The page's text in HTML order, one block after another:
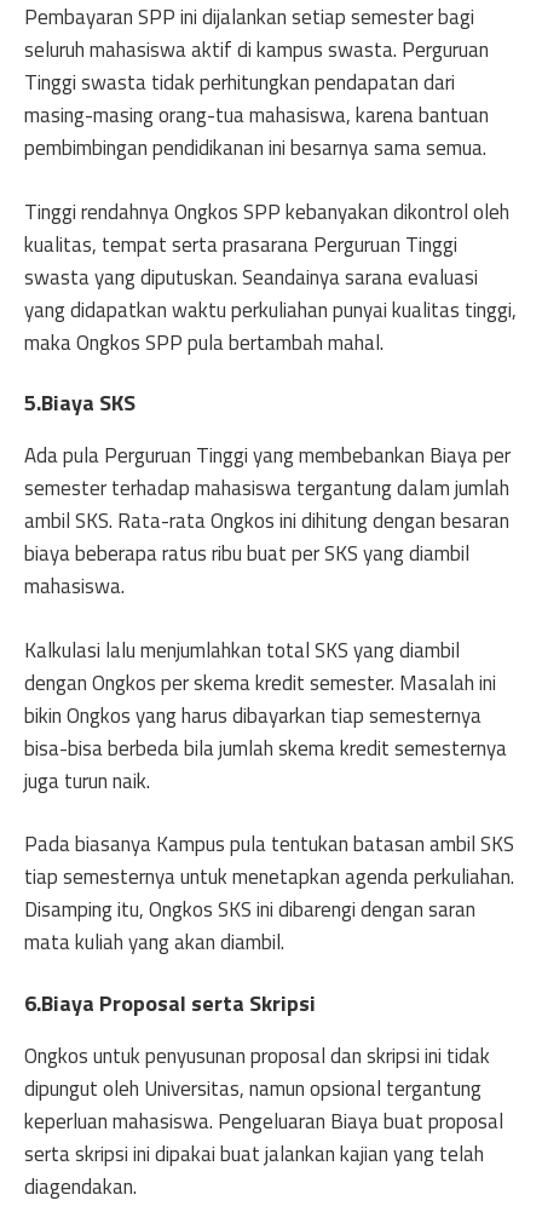
Pembayaran SPP ini dijalankan setiap semester bagi
seluruh mahasiswa aktif di kampus swasta. Perguruan
Tinggi swasta tidak perhitungkan pendapatan dari
masing-masing orang-tua mahasiswa, karena bantuan
pembimbingan pendidikanan ini besarnya sama semua.
Tinggi rendahnya Ongkos SPP kebanyakan dikontrol oleh
kualitas, tempat serta prasarana Perguruan Tinggi
swasta yang diputuskan. Seandainya sarana evaluasi
yang didapatkan waktu perkuliahan punyai kualitas tinggi,
maka Ongkos SPP pula bertambah mahal.
5.Biaya SKS
Ada pula Perguruan Tinggi yang membebankan Biaya per
semester terhadap mahasiswa tergantung dalam jumlah
ambil SKS. Rata-rata Ongkos ini dihitung dengan besaran
biaya beberapa ratus ribu buat per SKS yang diambil
mahasiswa.
Kalkulasi lalu menjumlahkan total SKS yang diambil
dengan Ongkos per skema kredit semester. Masalah ini
bikin Ongkos yang harus dibayarkan tiap semesternya
bisa-bisa berbeda bila jumlah skema kredit semesternya
juga turun naik.
Pada biasanya Kampus pula tentukan batasan ambil SKS
tiap semesternya untuk menetapkan agenda perkuliahan.
Disamping itu, Ongkos SKS ini dibarengi dengan saran
mata kuliah yang akan diambil.
6.Biaya Proposal serta Skripsi
Ongkos untuk penyusunan proposal dan skripsi ini tidak
dipungut oleh Universitas, namun opsional tergantung
keperluan mahasiswa. Pengeluaran Biaya buat proposal
serta skripsi ini dipakai buat jalankan kajian yang telah
diagendakan.